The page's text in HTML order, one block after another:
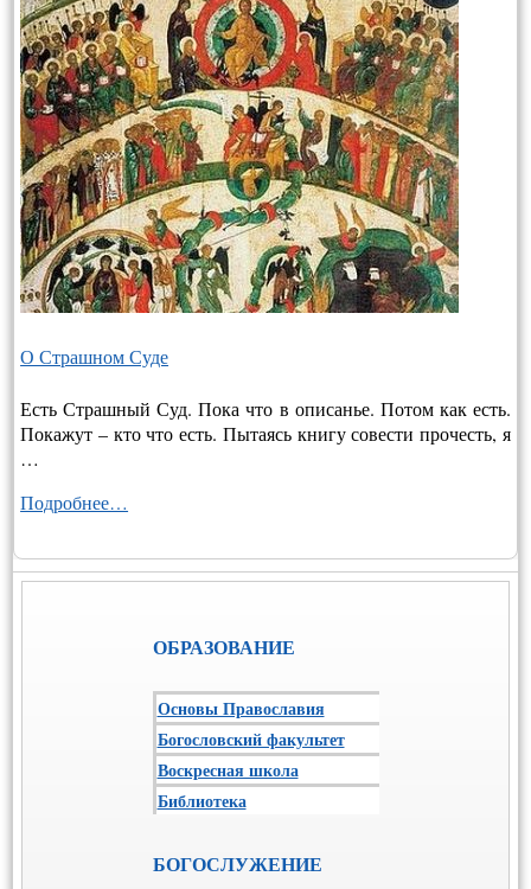
О Страшном Суде
Есть Страшный Суд. Пока что в описанье. Потом как есть.
Покажут – кто что есть. Пытаясь книгу совести прочесть, я
…
Подробнее…
ОБРАЗОВАНИЕ
Основы Православия
Богословский факультет
Воскресная школа
Библиотека
БОГОСЛУЖЕНИЕ